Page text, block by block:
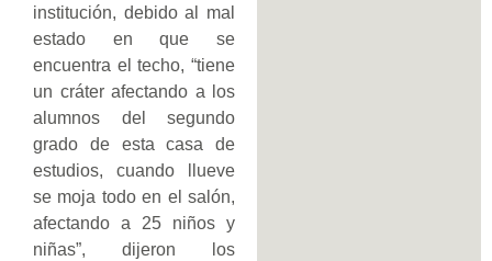
institución, debido al mal
estado en que se
encuentra el techo, “tiene
un cráter afectando a los
alumnos del segundo
grado de esta casa de
estudios, cuando llueve
se moja todo en el salón,
afectando a 25 niños y
niñas”, dijeron los